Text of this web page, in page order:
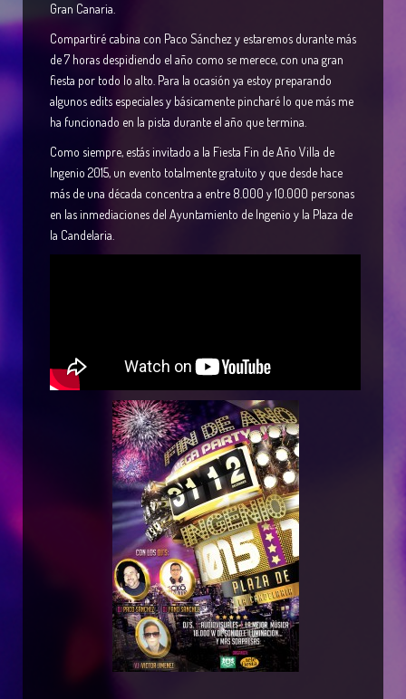
Gran Canaria.
Compartiré cabina con Paco Sánchez y estaremos durante más
de 7 horas despidiendo el año como se merece, con una gran
fiesta por todo lo alto. Para la ocasión ya estoy preparando
algunos edits especiales y básicamente pincharé lo que más me
ha funcionado en la pista durante el año que termina.
Como siempre, estás invitado a la Fiesta Fin de Año Villa de
Ingenio 2015, un evento totalmente gratuito y que desde hace
más de una década concentra a entre 8.000 y 10.000 personas
en las inmediaciones del Ayuntamiento de Ingenio y la Plaza de
la Candelaria.